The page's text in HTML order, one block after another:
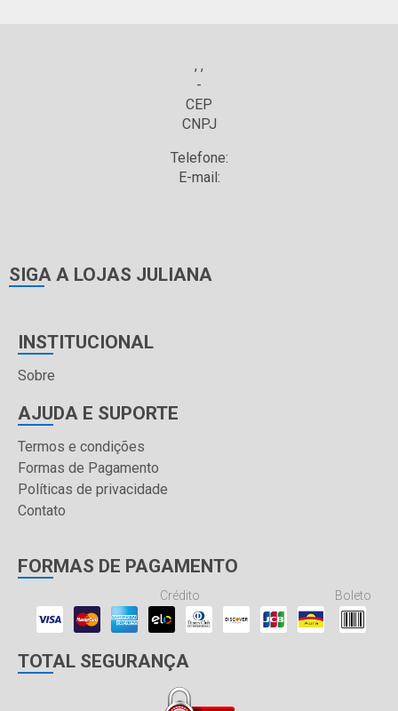
, ,
-
CEP
CNPJ
Telefone:
E-mail:
SIGA A LOJAS JULIANA
INSTITUCIONAL
Sobre
AJUDA E SUPORTE
Termos e condições
Formas de Pagamento
Políticas de privacidade
Contato
FORMAS DE PAGAMENTO
Crédito Boleto
TOTAL SEGURANÇA